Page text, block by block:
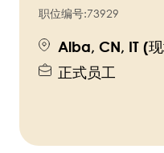
职位编号:73929
Alba, CN, IT (
正式员工